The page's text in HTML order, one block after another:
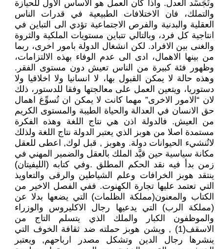
وتُجَسِّد العدل. واذا كان العمل هو الاساس الاول للحيازة
والتملك، فان الاختلافات الطبيعية في قدرات الناس
العقلية والبدنية والفرص الاجتماعية تؤدي الى التباين في
انتاجية كل فرد، وبالتالي تتباين مستويات الملكية والثروة
والغنى بين الافراد. لكن انشغال الدولة بامور اخرى، ربما
من بينها الاهمال، ادى الى عدم الوفاء بهذه الالتزامات،
وظهور فئة كبيرة من الناس تعيش دون مستوى الفقر.
وهذه حالة لا يمكن القبول بها، لا انسانيا ولا اخلاقيا ولا
دستوريا، ويتعين العمل على معالجتها وفقا للدستور، ذلك
لان “الامور الاخرى” مهما كانت لا يمكن ان تُسوِّغ اهمال
حق الانسان في العدالة والحياة الطيبة والمستوى الكريم
من العيش. فالدولة اذن هي نتاج اللغة وهذه الفكرة
مستمدة اصلا من هوبز الذي يعتبر الدولة نتاج اللغة ولذلك
لاتُنشيء الحيوانات دولة. وهوبز , قبل لوك, اعطى للعقل
مكانة سياسية حين قيَّد الملك بالعقل والضمير المهني في
زمن بدأ فيه نقد الحكم المطلق .وفي كتابه (الليفيتان)
ينتقد هوبز الخرافات وعلم الشياطين والرقى والتعاويذ
التي تعتمد عليها تجارة الكهنوت. ففي الفصل الاخير من
الكتاب والمعنون(مملكة الظلمات) التي يضعها بدلا عن
(مملكة الرب) التي يدعيها رجال الاكليروس والوزراء
والموظفون الكبار والملك الذي يتسلم التاج من
الاسقف(1) , ويشن هوبز حملته ضد ثقافة الخوف التي
ينشرها رجال الدين وتشكل مصدر ارباحهم, ويعتبر